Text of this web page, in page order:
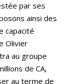
par ses
ainsi des
capacité
Olivier
au groupe
de CA,
au terme de